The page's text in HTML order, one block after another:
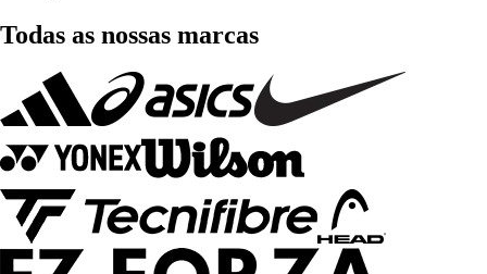
Todas as nossas marcas